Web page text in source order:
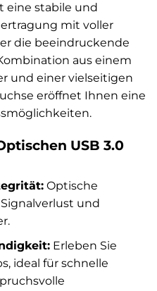
eine stabile und
mit voller
die beeindruckende
aus einem
und einer vielseitigen
eröffnet Ihnen eine
USB 3.0
Optische
und
Erleben Sie
ideal für schnelle